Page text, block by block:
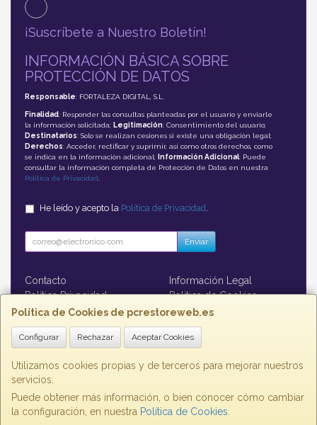
Política de Cookies de pcrestoreweb.es
Configurar Rechazar Aceptar Cookies
Utilizamos cookies propias y de terceros para mejorar nuestros
servicios.
Puede obtener más información, o bien conocer cómo cambiar
la configuración, en nuestra Política de Cookies
¡Suscríbete a Nuestro Boletín!
INFORMACIÓN BÁSICA SOBRE
PROTECCIÓN DE DATOS
Responsable: FORTALEZA DIGITAL, S.L.
Finalidad: Responder las consultas planteadas por el usuario y enviarle
la información solicitada; Legitimación: Consentimiento del usuario;
Destinatarios: Solo se realizan cesiones si existe una obligación legal;
Derechos: Acceder, rectificar y suprimir, así como otros derechos, como
se indica en la información adicional;
Información Adicional: Puede
consultar la información completa de Protección de Datos en nuestra
Política de Privacidad
He leído y acepto la Política de Privacidad
Enviar
Contacto
Información Legal
Política Privacidad
Política de Cookies
Formas de Pago
Contacto
contacto@pcrestoreweb.es
, , , , España. - C.I.F.: B73860793 - Tfno: